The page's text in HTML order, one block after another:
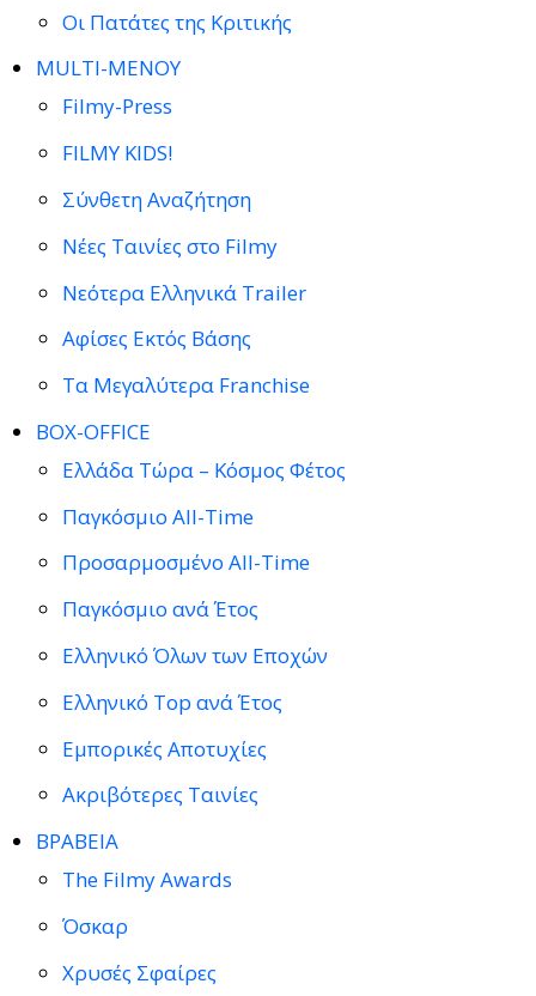
Οι Πατάτες της Κριτικής
MULTI-ΜΕΝΟΥ
Filmy-Press
FILMY KIDS!
Σύνθετη Αναζήτηση
Νέες Ταινίες στο Filmy
Νεότερα Ελληνικά Trailer
Αφίσες Εκτός Βάσης
Τα Μεγαλύτερα Franchise
BOX-OFFICE
Ελλάδα Τώρα – Κόσμος Φέτος
Παγκόσμιο All-Time
Προσαρμοσμένο All-Time
Παγκόσμιο ανά Έτος
Ελληνικό Όλων των Εποχών
Ελληνικό Top ανά Έτος
Εμπορικές Αποτυχίες
Ακριβότερες Ταινίες
ΒΡΑΒΕΙΑ
The Filmy Awards
Όσκαρ
Χρυσές Σφαίρες